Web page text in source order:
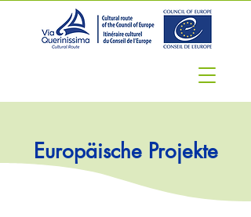
Europäische Projekte